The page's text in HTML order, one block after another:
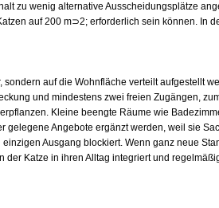
zu wenig alternative Ausscheidungsplätze
auf 200 m⊃2; erforderlich sein können. In
auf die Wohnfläche verteilt aufgestellt
und mindestens zwei freien Zugängen,
Kleine beengte Räume wie
gelegene Angebote ergänzt werden, weil sie
Ausgang blockiert. Wenn ganz neue
Katze in ihren Alltag integriert und